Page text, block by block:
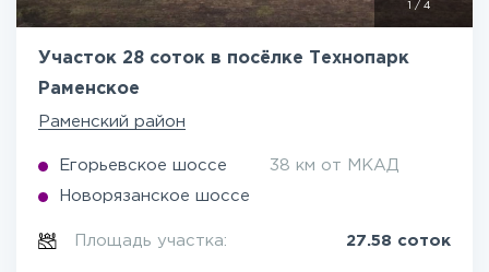
/ 4
Участок 28 соток в посёлке Технопарк
Раменское
Раменский район
Егорьевское шоссе 38 км от МКАД
Новорязанское шоссе
Площадь участка: 27.58 соток